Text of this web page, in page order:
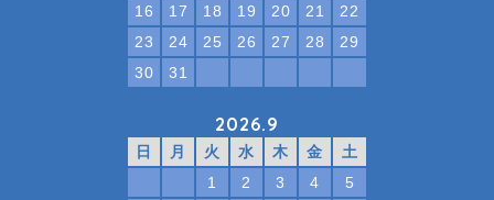
16
17 18 19 20 21
22
23
24 25 26 27 28
29
30
31
2026.9
日 月 火 水 木 金
土
1
2 3 4
5